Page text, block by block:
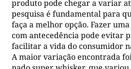
produto pode chegar a variar
pesquisa é fundamental para
faça a melhor opção. Fazer
com antecedência pode evitar
facilitar a vida do consumidor
A maior variação encontrada